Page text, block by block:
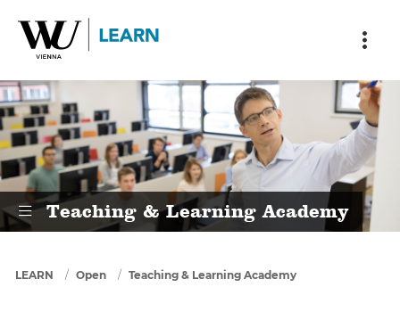
Juni 2022
Teaching & Learning Academy
You are here
LEARN Open Teaching & Learning Academy